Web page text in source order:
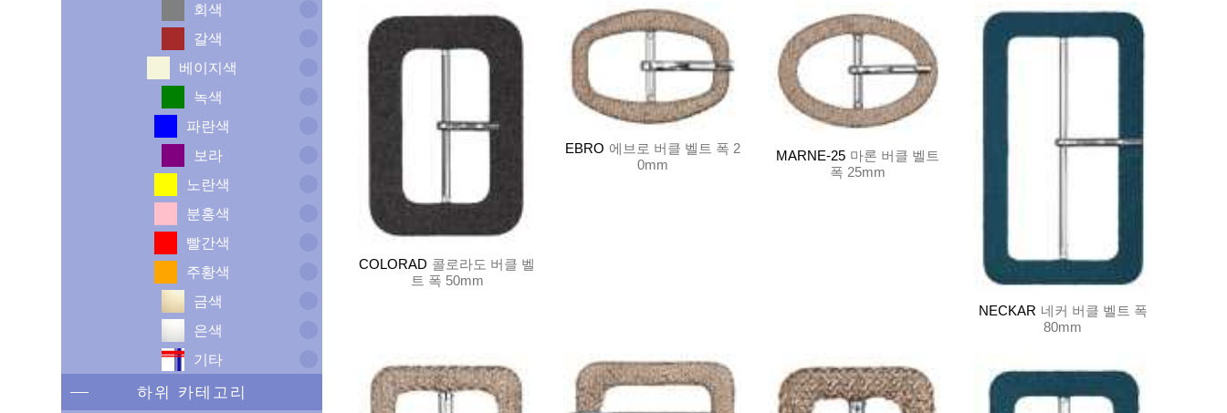
회색
갈색
베이지색
녹색
파란색
보라
노란색
분홍색
빨간색
주황색
금색
은색
기타
하위 카테고리
COLORAD 콜로라도 버클 벨
트 폭 50mm
EBRO 에브로 버클 벨트 폭 2
0mm
MARNE-25 마론 버클 벨트
폭 25mm
NECKAR 네커 버클 벨트 폭
80mm